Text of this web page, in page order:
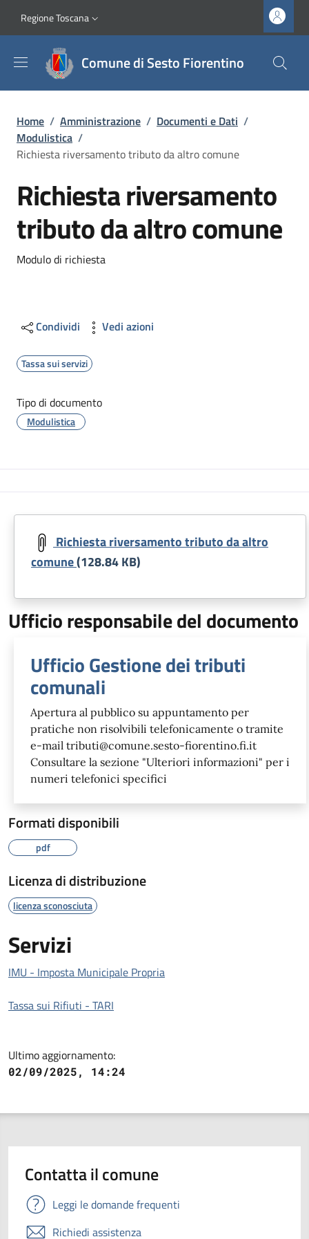
Slim top
Regione Toscana
Comune di Sesto Fiorentino
Briciole di pane
Home / Amministrazione / Documenti e Dati /
Modulistica /
Richiesta riversamento tributo da altro comune
Richiesta riversamento
tributo da altro comune
Dettagli
Modulo di richiesta
Condividi Vedi azioni
Tassa sui servizi
Tipo di documento
Modulistica
Richiesta riversamento tributo da altro
comune(128.84 KB)
Ufficio responsabile del documento
Ufficio Gestione dei tributi
comunali
Apertura al pubblico su appuntamento per
pratiche non risolvibili telefonicamente o tramite
e-mail tributi@comune.sesto-fiorentino.fi.it
Consultare la sezione "Ulteriori informazioni" per i
numeri telefonici specifici
Formati disponibili
pdf
Licenza di distribuzione
licenza sconosciuta
Servizi
IMU - Imposta Municipale Propria
Tassa sui Rifiuti - TARI
Ultimo aggiornamento:
02/09/2025, 14:24
Contatta il comune
Leggi le domande frequenti
Richiedi assistenza